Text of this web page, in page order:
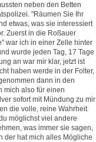
neben den Betten
"Räumen Sie Ihr
etwas, was sie interessiert
Zuerst in die Roßauer
war ich in einer Zelle hinter
wurde jeden Tag, 17 Tage
an war mir klar, jetzt ist
haben werde in der Folter,
dann in den
mich also für einen
sofort mit Mündung zu mir
die volle, reine Wahrheit
möglichst viel andere
was immer sie sagen,
der hat mich alles Mögliche